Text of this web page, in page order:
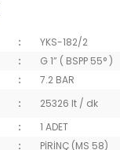
:
YKS-182/2
:
G 1” ( BSPP 55° )
:
7.2 BAR
:
25326 lt / dk
:
1 ADET
:
PİRİNÇ (MS 58)